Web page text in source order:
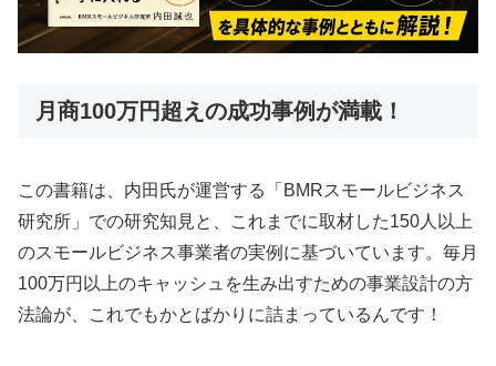
月商100万円超えの成功事例が満載！
この書籍は、内田氏が運営する「BMRスモールビジネス
研究所」での研究知見と、これまでに取材した150人以上
のスモールビジネス事業者の実例に基づいています。毎月
100万円以上のキャッシュを生み出すための事業設計の方
法論が、これでもかとばかりに詰まっているんです！